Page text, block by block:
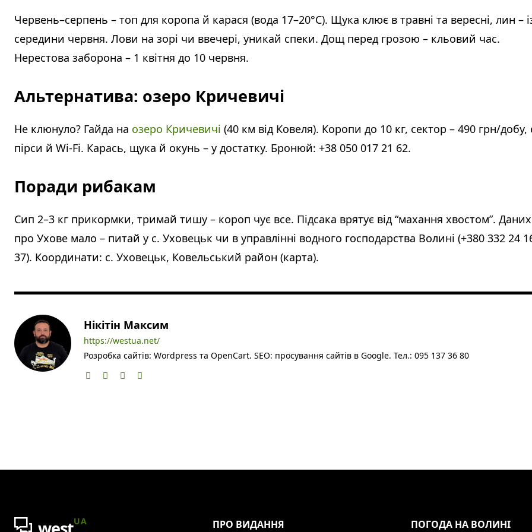
Червень–серпень – топ для коропа й карася (вода 17–20°C). Щука клює в травні та вересні, лин –
середини червня. Лови на зорі чи ввечері, уникай спеки. Дощ перед грозою – кльовий час.
Нерестова заборона – 1 квітня до 10 червня.
Альтернатива: озеро Кричевичі
Не клюнуло? Гайда на озеро Кричевичі (40 км від Ковеля). Коропи до 10 кг, сектор – 490 грн/добу,
пірси й Wi-Fi. Карась, щука й окунь – у достатку. Бронюй: +38 050 017 21 62.
Поради рибакам
Сип 2–3 кг прикормки, тримай тишу – короп чує все. Підсака врятує від “махання хвостом”. Даних
про Ухове мало – питай у с. Уховецьк чи в управлінні водного господарства Волині (+380 332 24
37). Координати: с. Уховецьк, Ковельський район (карта).
Нікітін Максим
https://westua.net/
Розробка сайтів: Wordpress та OpenCart. SEO: просування сайтів в Google. Тел.: 095 137 36 80
UA ПРО ВИДАННЯ ПОГОДА НА ВОЛИНІ